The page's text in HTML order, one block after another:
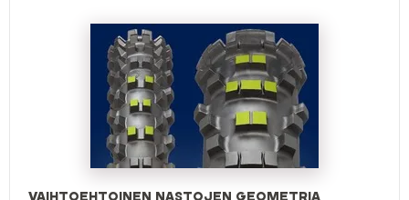
VAIHTOEHTOINEN NASTOJEN GEOMETRIA